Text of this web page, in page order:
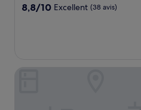
8.8
8,8/10 Excellent (38 avis)